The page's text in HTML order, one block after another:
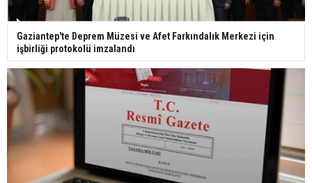
Ünlü türkücü Mahmut Tuncer estetik operasyon
geçirdi: Son hali gündem oldu
Yerli turist 229,7 milyar lira seyahat harcaması
Gazze'deki Sağlık Bakanlığı duyurdu: Vahşetin
pençesinde 2 salgın vaka tespit edildi
Gaziantep'te Deprem Müzesi ve Afet Farkındalık Merkezi için
işbirliği protokolü imzalandı